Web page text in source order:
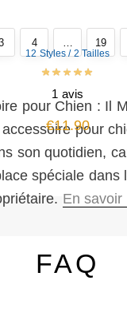
pour Chien : Il
pour
son quotidien,
spéciale
En savoir
12 Styles / 2 Tailles
1 avis
€11.90
4 … 19
FAQ